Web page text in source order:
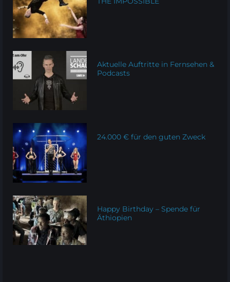
Aktuelle Auftritte in Fernsehen &
Podcasts
24.000 € für den guten Zweck
Happy Birthday – Spende für
Äthiopien